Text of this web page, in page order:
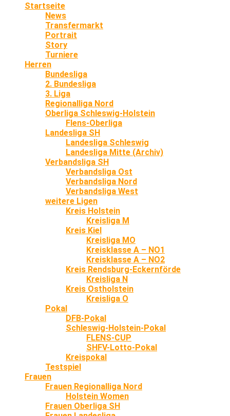
Startseite
News
Transfermarkt
Portrait
Story
Turniere
Herren
Bundesliga
2. Bundesliga
3. Liga
Regionalliga Nord
Oberliga Schleswig-Holstein
Flens-Oberliga
Landesliga SH
Landesliga Schleswig
Landesliga Mitte (Archiv)
Verbandsliga SH
Verbandsliga Ost
Verbandsliga Nord
Verbandsliga West
weitere Ligen
Kreis Holstein
Kreisliga M
Kreis Kiel
Kreisliga MO
Kreisklasse A – NO1
Kreisklasse A – NO2
Kreis Rendsburg-Eckernförde
Kreisliga N
Kreis Ostholstein
Kreisliga O
Pokal
DFB-Pokal
Schleswig-Holstein-Pokal
FLENS-CUP
SHFV-Lotto-Pokal
Kreispokal
Testspiel
Frauen
Frauen Regionalliga Nord
Holstein Women
Frauen Oberliga SH